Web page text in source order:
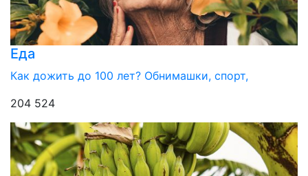
Еда
Как дожить до 100 лет? Обнимашки, спорт,
204 524